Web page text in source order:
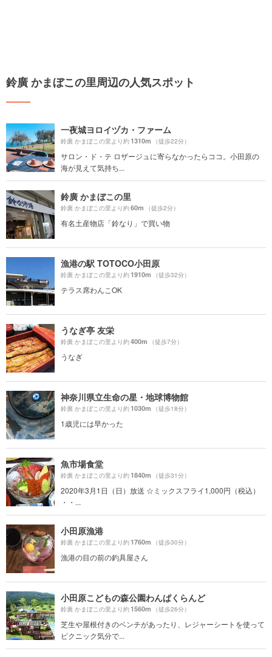
鈴廣 かまぼこの里周辺の人気スポット
一夜城ヨロイヅカ・ファーム
鈴廣 かまぼこの里より約1310m （徒歩22分）
サロン・ド・テ ロザージュに寄らなかったらココ。小田原の
海が見えて気持ち...
鈴廣 かまぼこの里
鈴廣 かまぼこの里より約60m （徒歩2分）
有名土産物店「鈴なり」で買い物
漁港の駅 TOTOCO小田原
鈴廣 かまぼこの里より約1910m （徒歩32分）
テラス席わんこOK
うなぎ亭 友栄
鈴廣 かまぼこの里より約400m （徒歩7分）
うなぎ
神奈川県立生命の星・地球博物館
鈴廣 かまぼこの里より約1030m （徒歩18分）
1歳児には早かった
魚市場食堂
鈴廣 かまぼこの里より約1840m （徒歩31分）
2020年3月1日（日）放送 ☆ミックスフライ1,000円（税込）
・・...
小田原漁港
鈴廣 かまぼこの里より約1760m （徒歩30分）
漁港の目の前の釣具屋さん
小田原こどもの森公園わんぱくらんど
鈴廣 かまぼこの里より約1560m （徒歩26分）
芝生や屋根付きのベンチがあったり、レジャーシートを使って
ピクニック気分で...